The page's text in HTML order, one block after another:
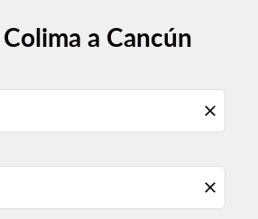
a Cancún
close
close
actualizar su ruta (origen y / o